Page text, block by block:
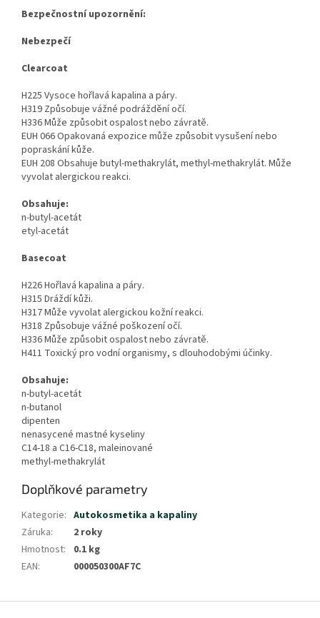
Bezpečnostní upozornění:
Nebezpečí
Clearcoat
H225 Vysoce hořlavá kapalina a páry.
H319 Způsobuje vážné podráždění očí.
H336 Může způsobit ospalost nebo závratě.
EUH 066 Opakovaná expozice může způsobit vysušení nebo
popraskání kůže.
EUH 208 Obsahuje butyl-methakrylát, methyl-methakrylát. Může
vyvolat alergickou reakci.
Obsahuje:
n-butyl-acetát
etyl-acetát
Basecoat
H226 Hořlavá kapalina a páry.
H315 Dráždí kůži.
H317 Může vyvolat alergickou kožní reakci.
H318 Způsobuje vážné poškození očí.
H336 Může způsobit ospalost nebo závratě.
H411 Toxický pro vodní organismy, s dlouhodobými účinky.
Obsahuje:
n-butyl-acetát
n-butanol
dipenten
nenasycené mastné kyseliny
C14-18 a C16-C18, maleinované
methyl-methakrylát
Doplňkové parametry
Kategorie: Autokosmetika a kapaliny
Záruka:
2 roky
Hmotnost:
0.1 kg
EAN: 000050300AF7C